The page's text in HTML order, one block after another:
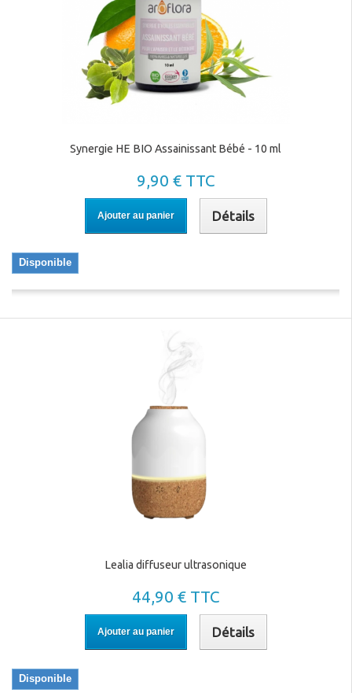
Synergie HE BIO Assainissant Bébé - 10 ml
9,90 € TTC
Ajouter au panier Détails
Disponible
Lealia diffuseur ultrasonique
44,90 € TTC
Ajouter au panier Détails
Disponible